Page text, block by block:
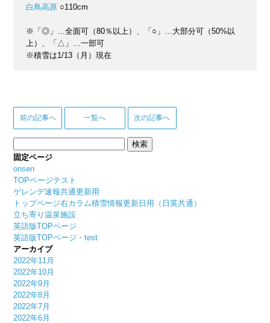
白鳥高原○110cm
※「◎」…全面可（80％以上）、「○」…大部分可（50%以
上）、「△」…一部可
※積雪は1/13（月）現在
前の記事へ 一覧へ 次の記事へ
索:
固定ページ
onsen
TOPページテスト
ゲレンデ速報共通更新用
トップページ右カラム積雪情報更新日用（日英共通）
立ち寄り温泉施設
英語版TOPページ
英語版TOPページ・test
アーカイブ
2022年11月
2022年10月
2022年9月
2022年8月
2022年7月
2022年6月